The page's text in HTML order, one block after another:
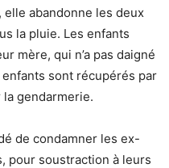
abandonne les deux
la pluie. Les enfants
mère, qui n’a pas daigné
sont récupérés par
la gendarmerie.
de condamner les ex-
pour soustraction à leurs